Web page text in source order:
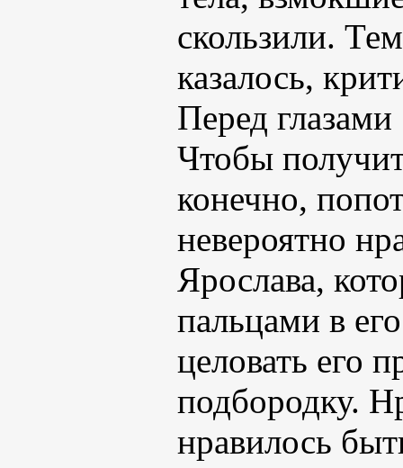
скользили.
казалось,
Перед
Чтобы
конечно,
невероятно
Ярослава,
пальцами в
целовать его
подбородку.
нравилось